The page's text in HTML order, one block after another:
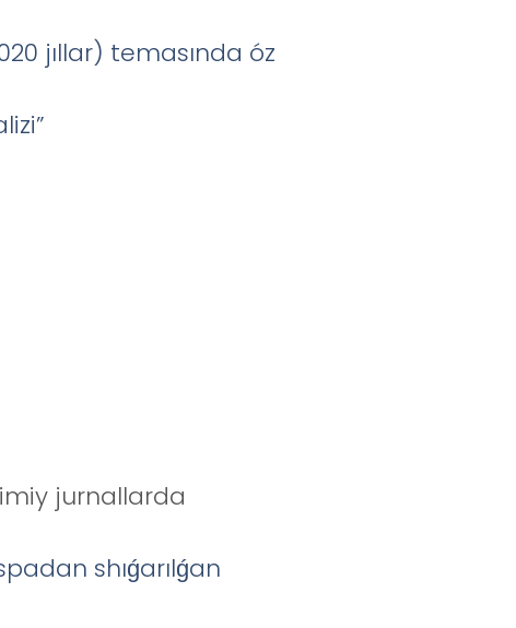
jıllar) temasında óz
jurnallarda
shıǵarılǵan